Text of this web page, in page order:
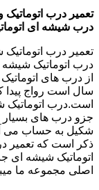
تعمیر درب اتوماتیک
درب شیشه ای
تعمیر درب
درب اتوماتیک
از درب های
سال است رواج پیدا
است.درب اتوماتیک
جزو درب های بسیار
شکیل به حساب می
ذکر است که تعمیر
اتوماتیک شیشه ای
اصلی مجموعه ما